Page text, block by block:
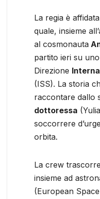
La regia è
quale, insieme
al cosmonauta
partito ieri su
Direzione
(ISS). La storia
raccontare dallo
dottoressa
soccorrere
orbita.
La crew
insieme ad
(European